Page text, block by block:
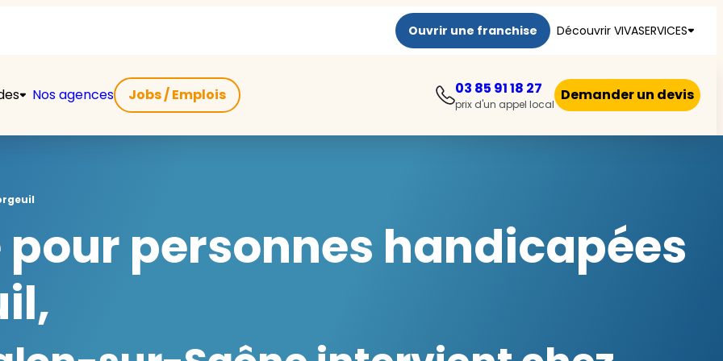
Ouvrir une franchise Découvrir VIVASERVICES
Nos agences Jobs / Emplois 03 85 91 18 27
prix d'un appel local
Demander un devis
personnes handicapées